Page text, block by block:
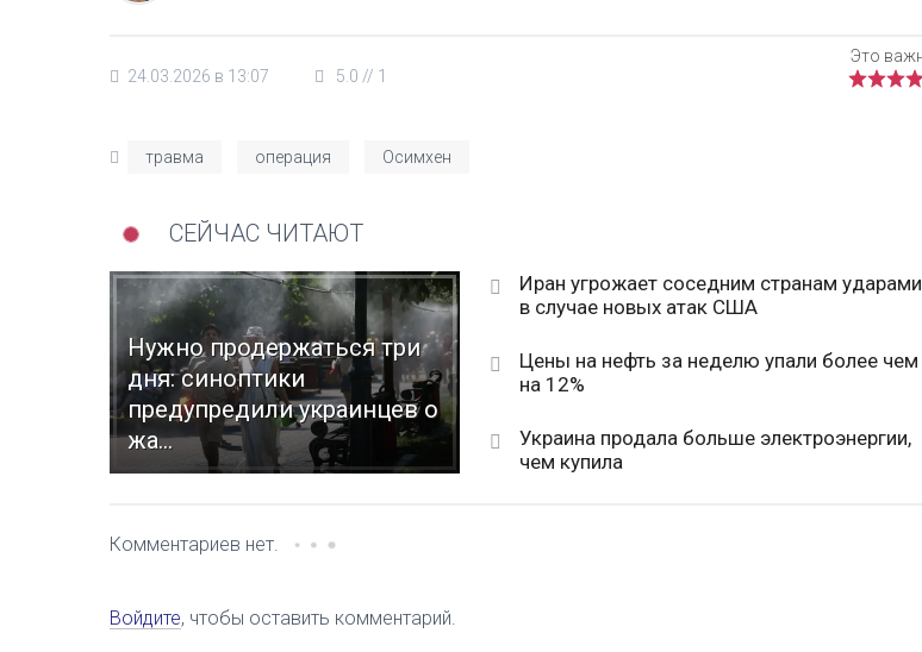
24.03.2026 в 13:07 5.0 // 1
травма операция Осимхен
СЕЙЧАС ЧИТАЮТ
Нужно продержаться три
дня: синоптики
предупредили украинцев о
жа...
Иран угрожает соседним странам ударами
в случае новых атак США
Цены на нефть за неделю упали более чем
на 12%
Украина продала больше электроэнергии,
чем купила
Комментариев нет.
Войдите, чтобы оставить комментарий.